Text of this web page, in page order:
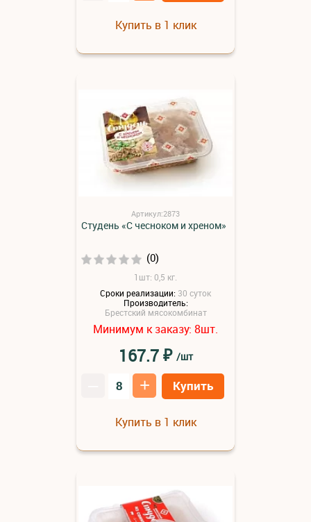
Купить в 1 клик
Артикул:2873
Студень «С чесноком и хреном»
(0)
1шт: 0,5 кг.
Сроки реализации: 30 суток
Производитель:
Брестский мясокомбинат
Минимум к заказу: 8шт.
167.7₽ /шт
+ Купить
Купить в 1 клик